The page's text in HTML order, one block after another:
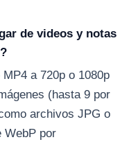
de videos y notas
a 720p o 1080p
(hasta 9 por
archivos JPG o
WebP por